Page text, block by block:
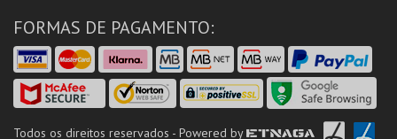
FORMAS DE PAGAMENTO:
Todos os direitos reservados - Powered by ETNAGA